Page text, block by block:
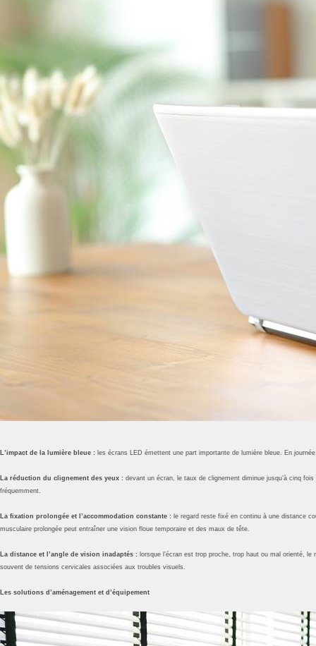
L’impact de la lumière bleue : les écrans LED émettent une part importante de lumière bleue. En
La réduction du clignement des yeux : devant un écran, le taux de clignement diminue jusqu’à cinq
fréquemment.
La fixation prolongée et l’accommodation constante : le regard reste fixé en continu à une distance
musculaire prolongée peut entraîner une vision floue temporaire et des maux de tête.
La distance et l’angle de vision inadaptés : lorsque l’écran est trop proche, trop haut ou mal orienté,
souvent de tensions cervicales associées aux troubles visuels.
Les solutions d’aménagement et d’équipement